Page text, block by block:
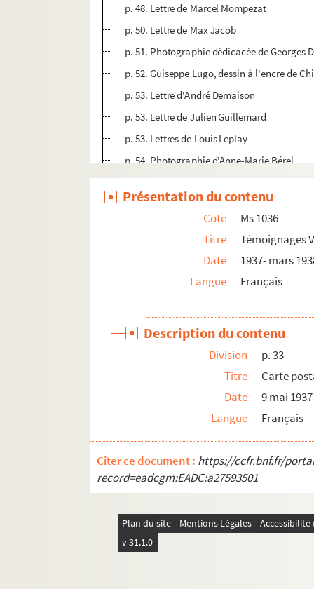
p. 48. Lettre de Marcel Mompezat
p. 50. Lettre de Max Jacob
p. 51. Photographie dédicacée de Georges
p. 52. Guiseppe Lugo, dessin à l'encre de
p. 53. Lettre d'André Demaison
p. 53. Lettre de Julien Guillemard
p. 53. Lettres de Louis Leplay
p. 54. Photographie d'Anne-Marie Bérel
p. 56. Photographie dédicacée de Philéas
p. 56. Photographie dédicacée d'Henri
p. 58. Lettre de Julien Guillemard
p. 58. Lettre de Julhès
p. 58. Lettres de Louis Leplay
p. 59. Devant un miroir, autoportrait à
p. 59. Marianne Oswald, aquarelle par
p. 60. Lettre de Julien Guillemard
p. 60. Lettre de Julien Guillemard
p. 60. Lettres de Louis Leplay
p. 60. Lettre d'André Philippe
p. 62. "C'est une bergeronnette…", encre de
p. 63. Dédicace de C.F. Ramuz
p. 64. Lettre de Marcel Auger
p. 64. Lettre d'Albert Copieux
p. 64. Lettre de Louis Leplay
Présentation du contenu
Cote
Ms 1036
Titre
Témoignages
Date
1937- mars
Langue
Français
Description du contenu
Division
p. 33
Titre
Carte
Date
9 mai 1937
Langue
Français
Citer ce document : https://ccfr.bnf.fr/
record=eadcgm:EADC:a27593501
Plan du site Mentions Légales
v 31.1.0